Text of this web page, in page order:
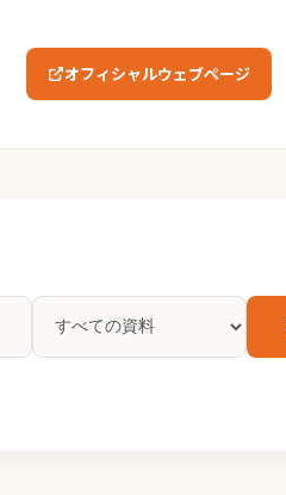
オフィシャルウェブページ